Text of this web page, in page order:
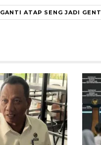
GANTI ATAP SENG JADI